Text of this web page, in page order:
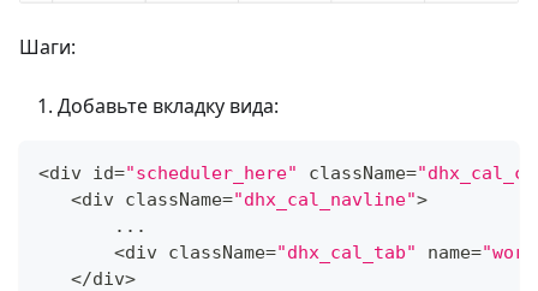
Шаги:
Добавьте вкладку вида:
<div id="scheduler_here" className=
<div className="dhx_cal_navline">
...
<div className="dhx_cal_tab" name=
</div>